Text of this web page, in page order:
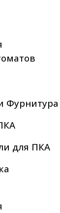
Фурнитура
для ПКА